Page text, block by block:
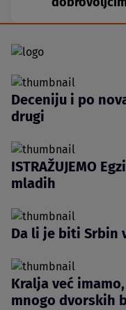
Deceniju i po
drugi
ISTRAŽUJEMO
mladih
Da li je biti Srbin
Kralja već
mnogo dvorskih